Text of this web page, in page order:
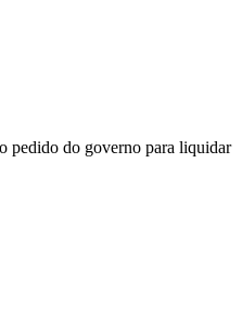
pedido do governo para liquidar